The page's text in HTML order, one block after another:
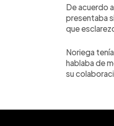
De acuerdo
presentaba
que
Noriega
hablaba de
su